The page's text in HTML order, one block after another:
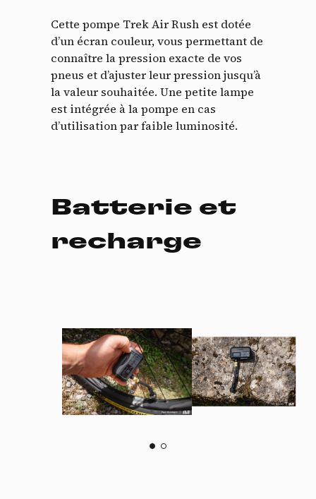
Cette pompe Trek Air Rush est dotée
d’un écran couleur, vous permettant de
connaître la pression exacte de vos
pneus et d’ajuster leur pression jusqu’à
la valeur souhaitée. Une petite lampe
est intégrée à la pompe en cas
d’utilisation par faible luminosité.
Batterie et
recharge